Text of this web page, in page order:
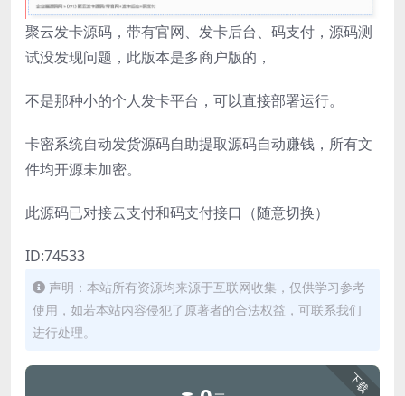
聚云发卡源码，带有官网、发卡后台、码支付，源码测
试没发现问题，此版本是多商户版的，
不是那种小的个人发卡平台，可以直接部署运行。
卡密系统自动发货源码自助提取源码自动赚钱，所有文
件均开源未加密。
此源码已对接云支付和码支付接口（随意切换）
ID:74533
声明：本站所有资源均来源于互联网收集，仅供学习参考
使用，如若本站内容侵犯了原著者的合法权益，可联系我们
进行处理。
下载